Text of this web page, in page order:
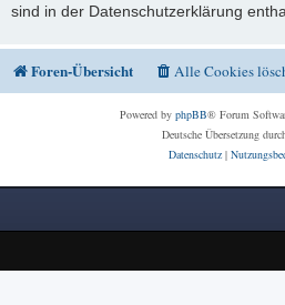
sind in der Datenschutzerklärung
Foren-Übersicht Alle Cookies
Powered by phpBB® Forum
Deutsche Übersetzung
Datenschutz|